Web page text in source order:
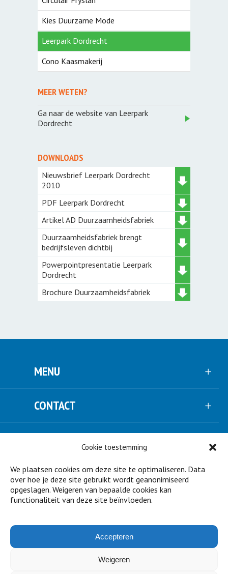
Cookie toestemming
We plaatsen cookies om deze site te optimaliseren. Data
over hoe je deze site gebruikt wordt geanonimiseerd
opgeslagen. Weigeren van bepaalde cookies kan
functionaliteit van deze site beïnvloeden.
Accepteren
Weigeren
Kies Duurzame Mode
Leerpark Dordrecht
Cono Kaasmakerij
MEER WETEN?
Ga naar de website van Leerpark
Dordrecht
DOWNLOADS
Nieuwsbrief Leerpark Dordrecht
2010
PDF Leerpark Dordrecht
Artikel AD Duurzaamheidsfabriek
Duurzaamheidsfabriek brengt
bedrijfsleven dichtbij
Powerpointpresentatie Leerpark
Dordrecht
Brochure Duurzaamheidsfabriek
MENU
CONTACT
NIEUWSBRIEF
STEUN ONS